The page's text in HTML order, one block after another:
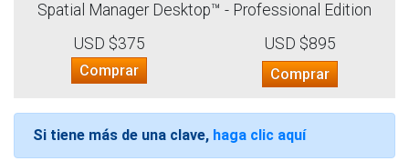
Spatial Manager Desktop™ - Professional Edition
USD $375
Comprar
USD $895
Comprar
Si tiene más de una clave, haga clic aquí